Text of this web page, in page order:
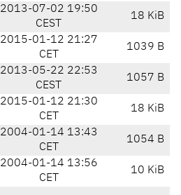
2013-07-02 19:50
CEST
18 KiB
2015-01-12 21:27
CET
1039 B
2013-05-22 22:53
CEST
1057 B
2015-01-12 21:30
CET
18 KiB
2004-01-14 13:43
CET
1054 B
2004-01-14 13:56
CET
10 KiB